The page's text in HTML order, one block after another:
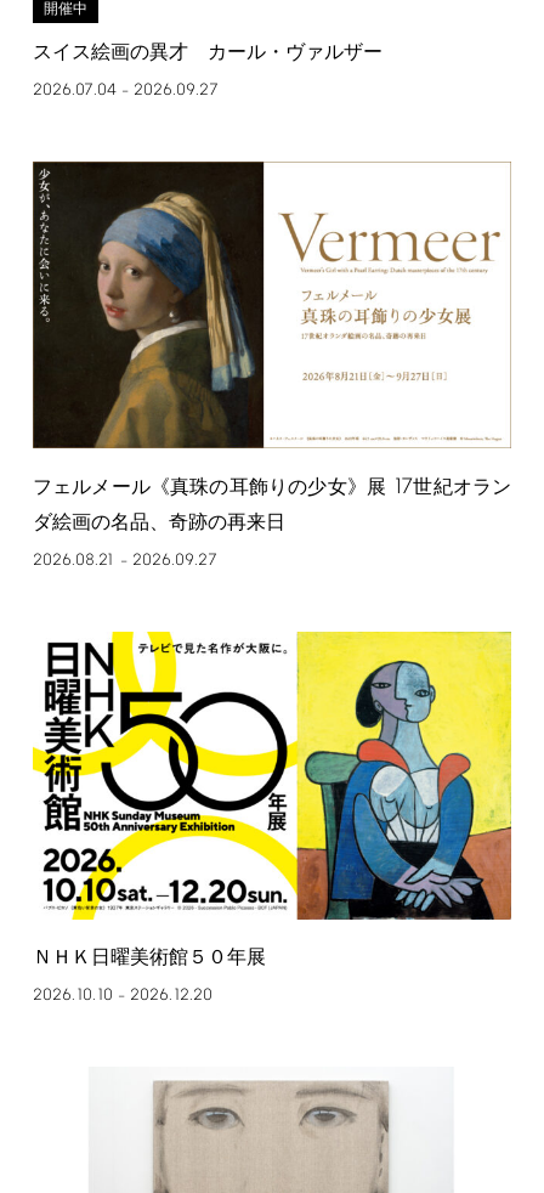
開催中
スイス絵画の異才 カール・ヴァルザー
2026.07.04– 2026.09.27
フェルメール《真珠の耳飾りの少女》展 17世紀オラン
ダ絵画の名品、奇跡の再来日
2026.08.21 – 2026.09.27
ＮＨＫ日曜美術館５０年展
2026.10.10 – 2026.12.20